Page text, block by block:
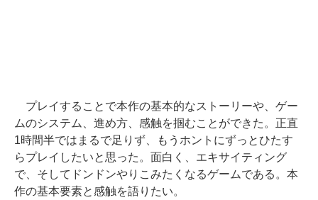
プレイすることで本作の基本的なストーリーや、ゲー
ムのシステム、進め方、感触を掴むことができた。正直
1時間半ではまるで足りず、もうホントにずっとひたす
らプレイしたいと思った。面白く、エキサイティング
で、そしてドンドンやりこみたくなるゲームである。本
作の基本要素と感触を語りたい。